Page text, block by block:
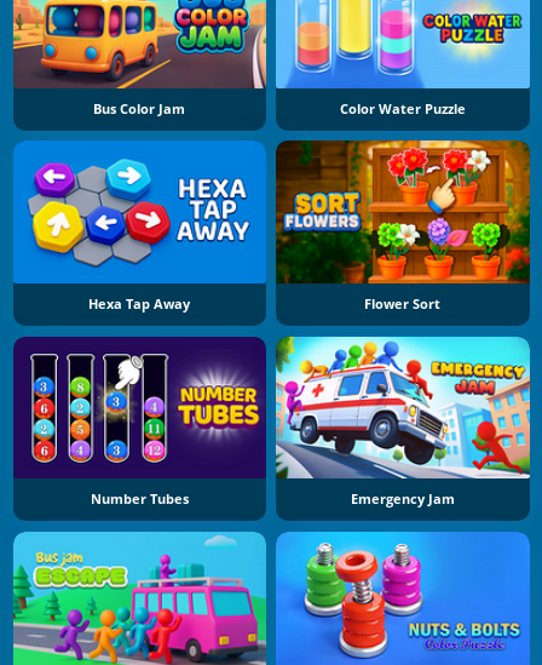
Bus Color Jam Color Water Puzzle
Hexa Tap Away Flower Sort
Number Tubes Emergency Jam